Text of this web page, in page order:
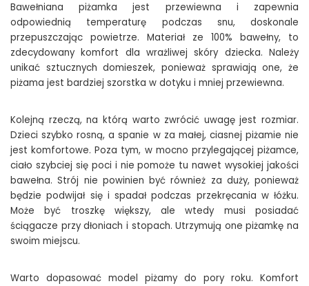
Bawełniana piżamka jest przewiewna i zapewnia
odpowiednią temperaturę podczas snu, doskonale
przepuszczając powietrze. Materiał ze 100% bawełny, to
zdecydowany komfort dla wrażliwej skóry dziecka. Należy
unikać sztucznych domieszek, ponieważ sprawiają one, że
piżama jest bardziej szorstka w dotyku i mniej przewiewna.
Kolejną rzeczą, na którą warto zwrócić uwagę jest rozmiar.
Dzieci szybko rosną, a spanie w za małej, ciasnej piżamie nie
jest komfortowe. Poza tym, w mocno przylegającej piżamce,
ciało szybciej się poci i nie pomoże tu nawet wysokiej jakości
bawełna. Strój nie powinien być również za duży, ponieważ
będzie podwijał się i spadał podczas przekręcania w łóżku.
Może być troszkę większy, ale wtedy musi posiadać
ściągacze przy dłoniach i stopach. Utrzymują one piżamkę na
swoim miejscu.
Warto dopasować model piżamy do pory roku. Komfort